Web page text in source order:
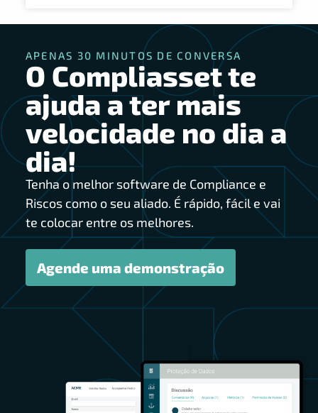
APENAS 30 MINUTOS DE CONVERSA
O Compliasset te
ajuda a ter mais
velocidade no dia a
dia!
Tenha o melhor software de Compliance e
Riscos como o seu aliado. É rápido, fácil e vai
te colocar entre os melhores.
Agende uma demonstração